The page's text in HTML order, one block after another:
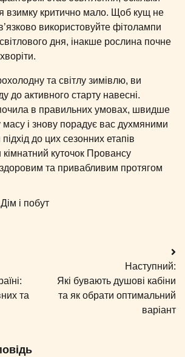
взимку критично мало. Щоб кущ не
використовуйте фітолампи
дня, інакше рослина почне
та світлу зимівлю, ви
до активного старту навесні.
в правильних умовах, швидше
масу і знову порадує вас духмяними
до цих сезонних етапів
куточок Провансу
та привабливим протягом
Дім і побут
та
Наступний:
Які бувають душові кабіни
та як обрати оптимальний
варіант